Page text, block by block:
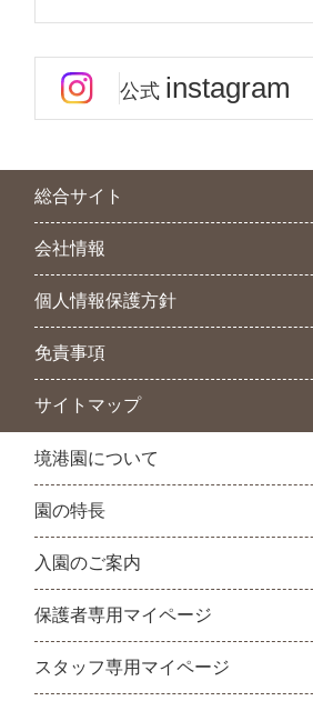
公式 instagram
総合サイト
会社情報
個人情報保護方針
免責事項
サイトマップ
境港園について
園の特長
入園のご案内
保護者専用マイページ
スタッフ専用マイページ